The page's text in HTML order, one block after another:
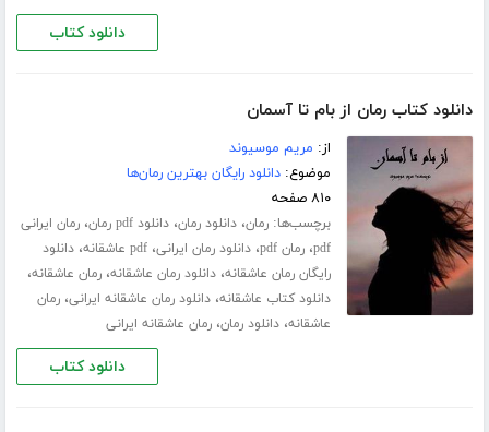
دانلود کتاب
دانلود کتاب رمان از بام تا آسمان
از: مریم موسیوند
موضوع:دانلود رایگان بهترین رمان‌ها
۸۱۰ صفحه
برچسب‌ها:رمان،دانلود رمان،دانلود pdf رمان ،رمان ایرانی
pdf،رمان pdf ،دانلود رمان ایرانی،pdf عاشقانه ،دانلود
رایگان رمان عاشقانه،دانلود رمان عاشقانه،رمان عاشقانه،
دانلود کتاب عاشقانه،دانلود رمان عاشقانه ایرانی،رمان
عاشقانه،دانلود رمان،رمان عاشقانه ایرانی
دانلود کتاب